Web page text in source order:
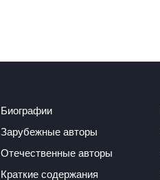
Биографии
Зарубежные авторы
Отечественные авторы
Краткие содержания